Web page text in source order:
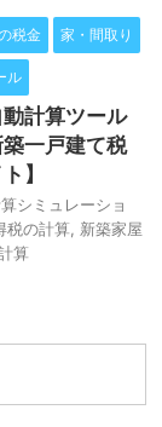
税金 家・間取り
ル
計算ツール
築一戸建て税
】
シミュレーショ
税の計算 新築家屋
算